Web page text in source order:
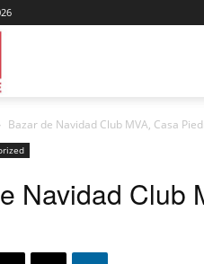
Magazine
Bazar de Navidad Club MVA, Casa
Navidad Club